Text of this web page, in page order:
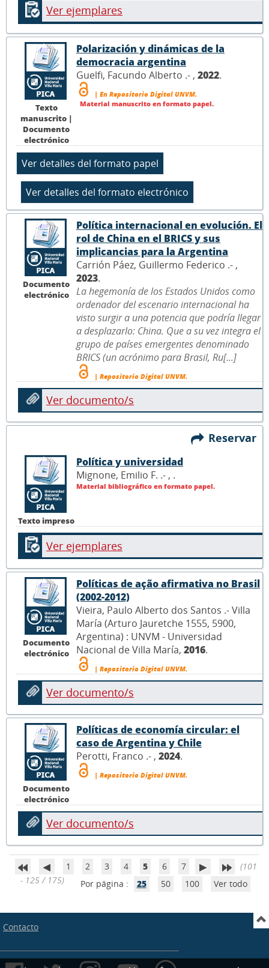
Ver ejemplares
Texto
manuscrito |
Documento
electrónico
Polarización y dinámicas de la
democracia argentina
Guelfi, Facundo Alberto .- , 2022.
| En Repositorio Digital UNVM.
Material manuscrito en formato papel.
Documento
electrónico
Política internacional en evolución. El
rol de China en el BRICS y sus
implicancias para la Argentina
Carrión Páez, Guillermo Federico .- ,
2023.
La hegemonía de los Estados Unidos como
ordenador del escenario internacional ha
visto surgir a una potencia que podría llegar
a desplazarlo: China. Que a su vez integra el
grupo de países emergentes denominado
BRICS (un acrónimo para Brasil, Ru[...]
| Repositorio Digital UNVM.
Ver documento/s
Reservar
Texto impreso
Política y universidad
Mignone, Emilio F. .- , .
Material bibliográfico en formato papel.
Ver ejemplares
Documento
electrónico
Políticas de ação afirmativa no Brasil
(2002-2012)
Vieira, Paulo Alberto dos Santos .- Villa
María (Arturo Jauretche 1555, 5900,
Argentina) : UNVM - Universidad
Nacional de Villa María, 2016.
| Repositorio Digital UNVM.
Ver documento/s
Documento
electrónico
Políticas de economía circular: el
caso de Argentina y Chile
Perotti, Franco .- , 2024.
| Repositorio Digital UNVM.
Ver documento/s
1 2 3 4 5 6 7
(101
- 125 / 175)
Por página : 25 50 100 Ver todo
Contacto